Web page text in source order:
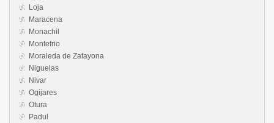
Loja
Maracena
Monachil
Montefrio
Moraleda de Zafayona
Niguelas
Nivar
Ogijares
Otura
Padul